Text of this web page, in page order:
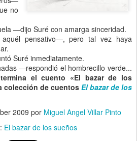
no
—dijo Suré con amarga sinceridad.
pensativo—, pero tal vez haya
Suré inmediatamente.
—respondió el hombrecillo verde...
el cuento «El bazar de los
colección de cuentosEl bazar de los
2009 por Miguel Angel Villar Pinto
El bazar de los sueños